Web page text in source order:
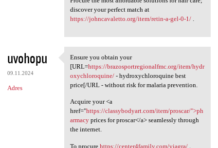
discover your perfect match at
https://johncavaletto.org/item/retin-a-gel-0-1/.
uvohopu
09.11.2024
Adres
Ensure you obtain your [URL
Ensure you obtain your
[URL=https://brazosportregionalfmc.org/item/hydr
oxychloroquine/- hydroxychloroquine best
price[/URL - without risk for malaria prevention.
Acquire your <a
href="https://classybodyart.com/item/proscar/">ph
armacyprices for proscar</a> seamlessly through
the internet.
To procure https://center4family.com/viagra/,